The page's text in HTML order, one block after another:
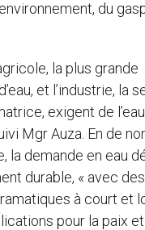
du
la plus grande
et l’industrie, la
exigent de
Mgr Auza. En de
la demande en eau
durable, « avec des
à court et
pour la paix